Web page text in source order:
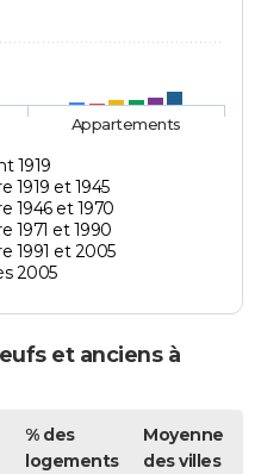
1919
1919 et 1945
1946 et 1970
1971 et 1990
1991 et 2005
2005
Appartements
et anciens à
% des
logements
Moyenne
des villes